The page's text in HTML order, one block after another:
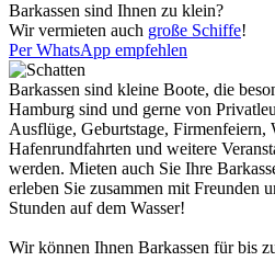
Barkassen sind Ihnen zu klein?
Wir vermieten auch große Schiffe!
Per WhatsApp empfehlen
Barkassen sind kleine Boote, die
Hamburg sind und gerne von
Ausflüge, Geburtstage, Firmenfeiern,
Hafenrundfahrten und weitere
werden. Mieten auch Sie Ihre
erleben Sie zusammen mit Freunden
Stunden auf dem Wasser!
Wir können Ihnen Barkassen für bis